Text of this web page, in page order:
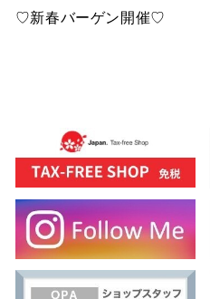
♡新春バーゲン開催♡